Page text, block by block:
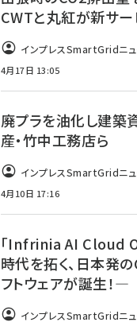
CWTと丸紅が新サー
インプレスSmartGridニ
4月17日 13:05
廃プラを油化し建築
産・竹中工務店ら
インプレスSmartGridニ
4月10日 17:16
「Infrinia AI Cloud
時代を拓く、日本発
フトウェアが誕生！―
インプレスSmartGridニ